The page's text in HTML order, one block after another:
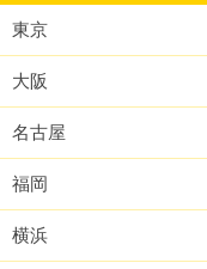
東京
大阪
名古屋
福岡
横浜